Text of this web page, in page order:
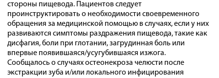
стороны пищевода. Пациентов следует
проинструктировать о необходимости своевременного
обращения за медицинской помощью в случаях, если у них
развиваются симптомы раздражения пищевода, такие как
дисфагия, боли при глотании, загрудинная боль или
впервые появившаяся/усугубившаяся изжога.
Сообщалось о случаях остеонекроза челюсти после
экстракции зуба и/или локального инфицирования